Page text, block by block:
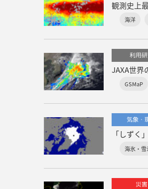
観測史上
海洋
利用
JAXA世界
GSMaP
気象・
「しず
海氷・雪
災害